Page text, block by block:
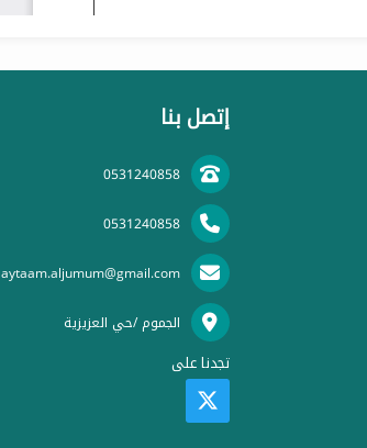
إتصل بنا
0531240858
0531240858
aytaam.aljumum@gmail.com
الجموم /حي العزيزية
تجدنا على